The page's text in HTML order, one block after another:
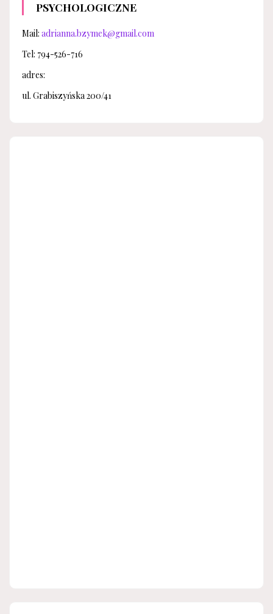
PSYCHOLOGICZNE
Mail: adrianna.bzymek@gmail.com
Tel: 794-526-716
adres:
ul. Grabiszyńska 200/41